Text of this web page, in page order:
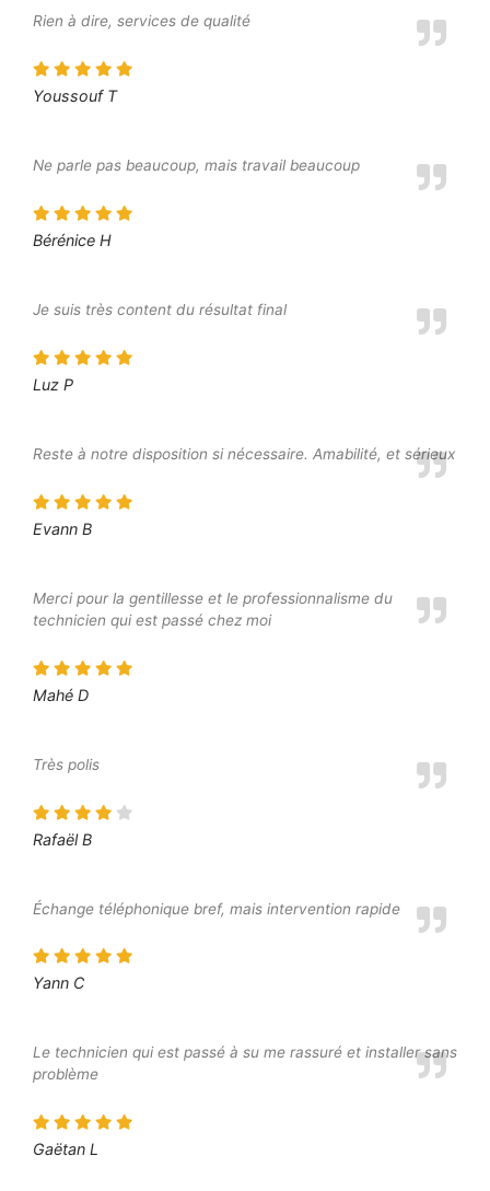
Rien à dire, services de qualité
Youssouf T
Ne parle pas beaucoup, mais travail beaucoup
Bérénice H
Je suis très content du résultat final
Luz P
Reste à notre disposition si nécessaire. Amabilité, et sérieux
Evann B
Merci pour la gentillesse et le professionnalisme du
technicien qui est passé chez moi
Mahé D
Très polis
Rafaël B
Échange téléphonique bref, mais intervention rapide
Yann C
Le technicien qui est passé à su me rassuré et installer sans
problème
Gaëtan L